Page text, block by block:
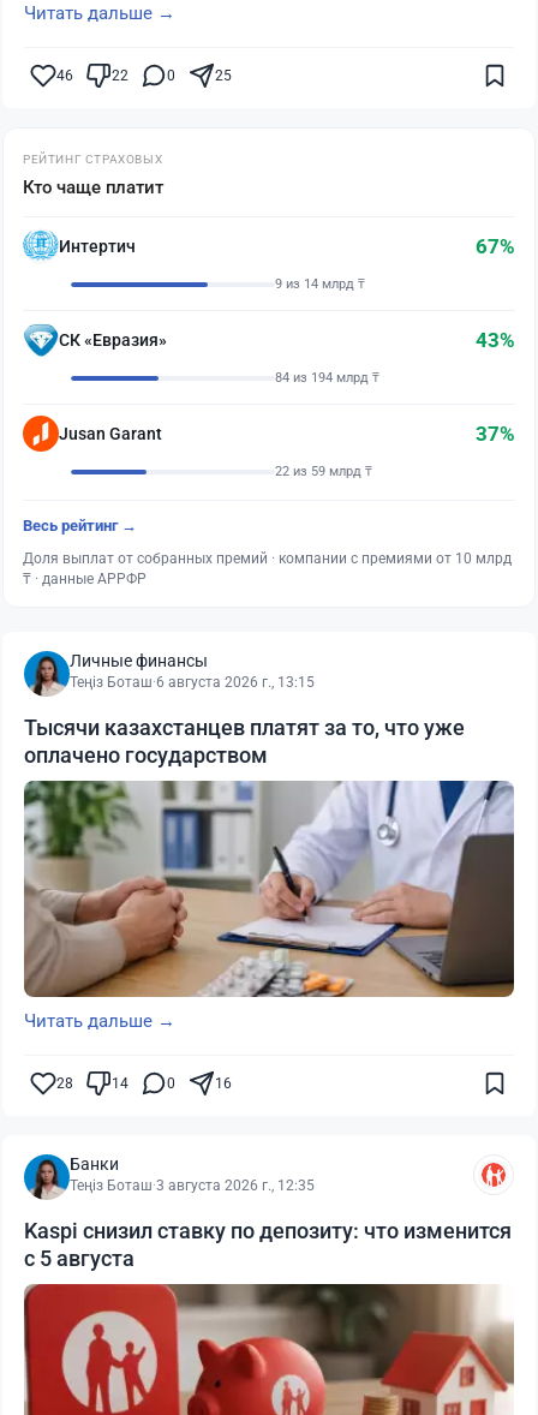
Читать дальше →
46 22 0 25
РЕЙТИНГ СТРАХОВЫХ
Кто чаще платит
Интертич 67%
9 из 14 млрд ₸
СК «Евразия» 43%
84 из 194 млрд ₸
Jusan Garant 37%
22 из 59 млрд ₸
Весь рейтинг →
Доля выплат от собранных премий · компании с премиями от 10 млрд
₸ · данные АРРФР
Личные финансы
Теңіз Боташ·6 августа 2026 г., 13:15
Тысячи казахстанцев платят за то, что уже
оплачено государством
Читать дальше →
28 14 0 16
Банки
Теңіз Боташ·3 августа 2026 г., 12:35
Kaspi снизил ставку по депозиту: что изменится
с 5 августа